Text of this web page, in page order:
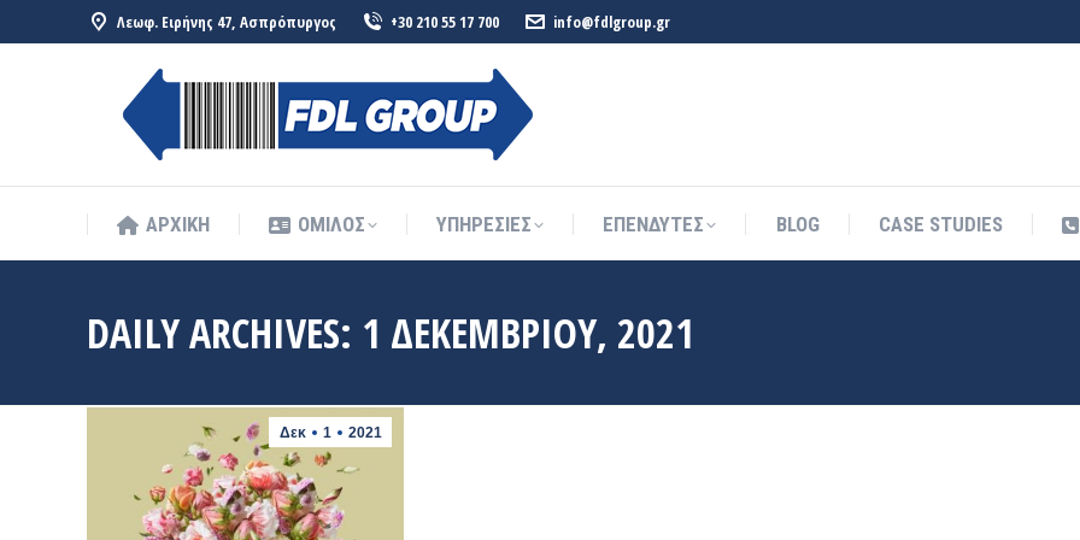
Λεωφ. Ειρήνης 47, Ασπρόπυργος +30 210 55 17 700 info@fdlgroup.gr
ΑΡΧΙΚΗ ΟΜΙΛΟΣ ΥΠΗΡΕΣΙΕΣ ΕΠΕΝΔΥΤΕΣ BLOG CASE STUDIES
DAILY ARCHIVES: 1 ΔΕΚΕΜΒΡΊΟΥ, 2021
Δεκ 1 2021
ΑΡΧΙΚΗ ΟΜΙΛΟΣ ΥΠΗΡΕΣΙΕΣ ΕΠΕΝΔΥΤΕΣ BLOG CASE STUDIES